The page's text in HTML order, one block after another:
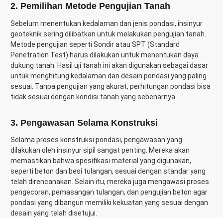
2. Pemilihan Metode Pengujian Tanah
Sebelum menentukan kedalaman dan jenis pondasi, insinyur
geoteknik sering dilibatkan untuk melakukan pengujian tanah.
Metode pengujian seperti Sondir atau SPT (Standard
Penetration Test) harus dilakukan untuk menentukan daya
dukung tanah. Hasil uji tanah ini akan digunakan sebagai dasar
untuk menghitung kedalaman dan desain pondasi yang paling
sesuai. Tanpa pengujian yang akurat, perhitungan pondasi bisa
tidak sesuai dengan kondisi tanah yang sebenarnya.
3. Pengawasan Selama Konstruksi
Selama proses konstruksi pondasi, pengawasan yang
dilakukan oleh insinyur sipil sangat penting. Mereka akan
memastikan bahwa spesifikasi material yang digunakan,
seperti beton dan besi tulangan, sesuai dengan standar yang
telah direncanakan. Selain itu, mereka juga mengawasi proses
pengecoran, pemasangan tulangan, dan pengujian beton agar
pondasi yang dibangun memiliki kekuatan yang sesuai dengan
desain yang telah disetujui.